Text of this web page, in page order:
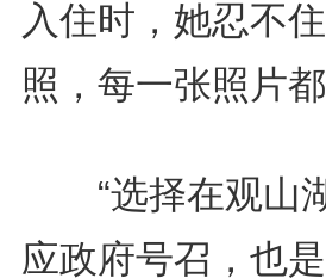
入住时，她忍不
照，每一张照片
“选择在观山
应政府号召，也